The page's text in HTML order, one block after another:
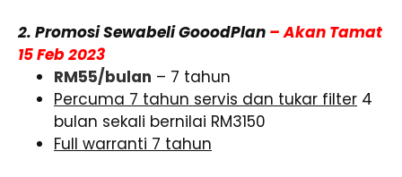
2. Promosi Sewabeli GooodPlan – Akan Tamat
15 Feb 2023
RM55/bulan – 7 tahun
Percuma 7 tahun servis dan tukar filter 4
bulan sekali bernilai RM3150
Full warranti 7 tahun